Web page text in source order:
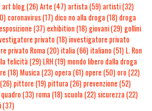
art blog(26)Arte (47) artista (59) artisti(32)
coronavirus(17) dico no alla droga (18) droga
esposizione (37) exhibition (18) giovani(29) gollini
privato (18) investigatore privato
privato Roma (20) italia (66) italiano (51) L. Ron
felicità (29) LRH (19) mondo libero dalla droga
(18) Musica (23) opera (61) opere (50) oro (22)
(26) pittore (19) pittura (26) prevenzione (52)
quadro (33) roma (18) scuola (22) sicurezza (22)
(37)